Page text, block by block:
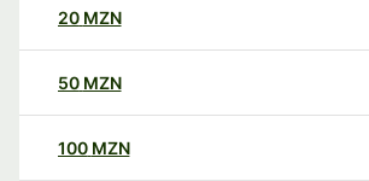
20 MZN
50 MZN
100 MZN